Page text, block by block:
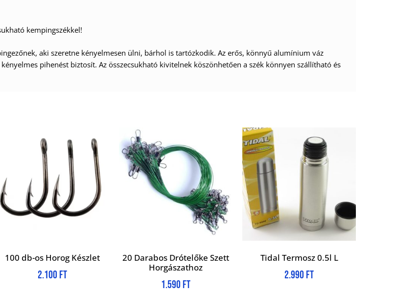
kempingszékkel!
aki szeretne kényelmesen ülni, bárhol is tartózkodik. Az erős, könnyű alumínium váz
pihenést biztosít. Az összecsukható kivitelnek köszönhetően a szék könnyen szállítható és
100 db-os Horog Készlet
2.100 Ft
20 Darabos Drótelőke Szett
Horgászathoz
1.590 Ft
Tidal Termosz 0.5l L
2.990 Ft